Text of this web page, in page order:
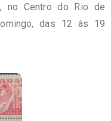
no Centro do Rio de
das 12 às 19